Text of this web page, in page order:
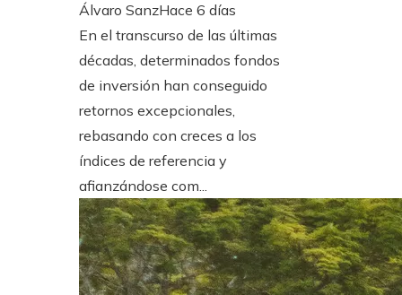
Álvaro SanzHace 6 días
En el transcurso de las últimas
décadas, determinados fondos
de inversión han conseguido
retornos excepcionales,
rebasando con creces a los
índices de referencia y
afianzándose com...